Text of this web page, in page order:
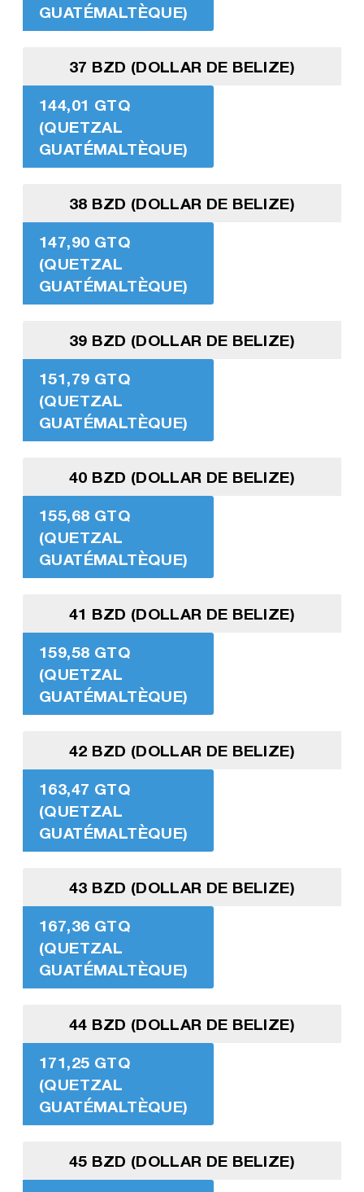
GUATÉMALTÈQUE)
37 BZD (DOLLAR DE BELIZE)
144,01 GTQ
(QUETZAL
GUATÉMALTÈQUE)
38 BZD (DOLLAR DE BELIZE)
147,90 GTQ
(QUETZAL
GUATÉMALTÈQUE)
39 BZD (DOLLAR DE BELIZE)
151,79 GTQ
(QUETZAL
GUATÉMALTÈQUE)
40 BZD (DOLLAR DE BELIZE)
155,68 GTQ
(QUETZAL
GUATÉMALTÈQUE)
41 BZD (DOLLAR DE BELIZE)
159,58 GTQ
(QUETZAL
GUATÉMALTÈQUE)
42 BZD (DOLLAR DE BELIZE)
163,47 GTQ
(QUETZAL
GUATÉMALTÈQUE)
43 BZD (DOLLAR DE BELIZE)
167,36 GTQ
(QUETZAL
GUATÉMALTÈQUE)
44 BZD (DOLLAR DE BELIZE)
171,25 GTQ
(QUETZAL
GUATÉMALTÈQUE)
45 BZD (DOLLAR DE BELIZE)